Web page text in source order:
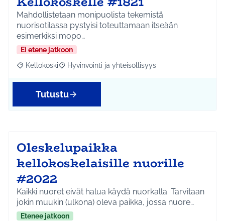
Mahdollistetaan monipuolista tekemistä
nuorisotilassa pystyisi toteuttamaan itseään
esimerkiksi mopo…
Ei etene jatkoon
Rajaa tulokset aihepiirin mukaan: Kellokoski
Kellokoski Rajaa tulokset teeman mukaan: Hyvinvointi ja
Hyvinvointi ja yhteisöllisyys
Tutustu
Oleskelupaikka
kellokoskelaisille nuorille
#2022
Kaikki nuoret eivät halua käydä nuorkalla. Tarvitaan
jokin muukin (ulkona) oleva paikka, jossa nuore…
Etenee jatkoon